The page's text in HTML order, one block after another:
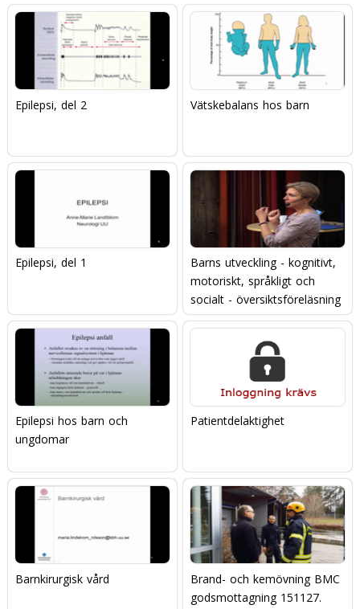
Epilepsi, del 2 Vätskebalans hos barn
Epilepsi, del 1
Barns utveckling - kognitivt,
motoriskt, språkligt och
socialt - översiktsföreläsning
Epilepsi hos barn och
ungdomar
Patientdelaktighet
Barnkirurgisk vård
Brand- och kemövning BMC
godsmottagning 151127.